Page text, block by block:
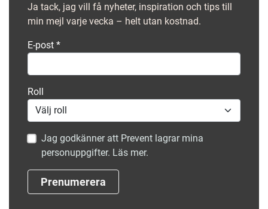
Ja tack, jag vill få nyheter, inspiration och tips till
min mejl varje vecka – helt utan kostnad.
E-post *
Roll
Jag godkänner att Prevent lagrar mina
personuppgifter. Läs mer.
Prenumerera